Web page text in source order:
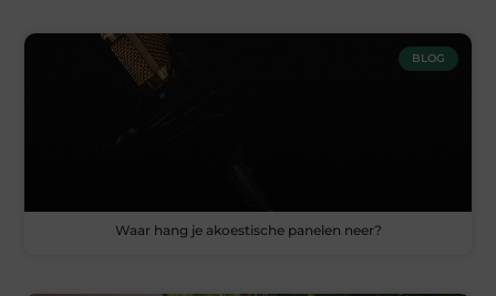
BLOG
Waar hang je akoestische panelen neer?